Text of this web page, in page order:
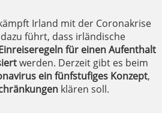
Irland mit der Coronakrise
führt, dass irländische
für einen Aufenthalt
werden. Derzeit gibt es beim
ein fünfstufiges Konzept,
klären soll.